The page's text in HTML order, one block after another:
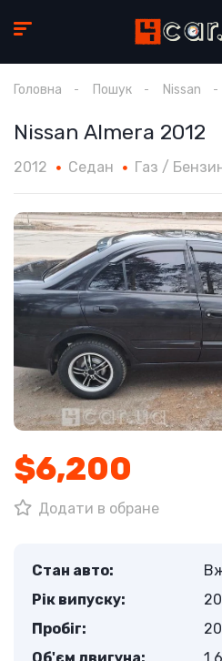
Головна Пошук Nissan
Nissan Almera 2012
2012 Седан Газ /
$6,200
Додати в обране
Стан авто:
Рік випуску:
Пробіг: